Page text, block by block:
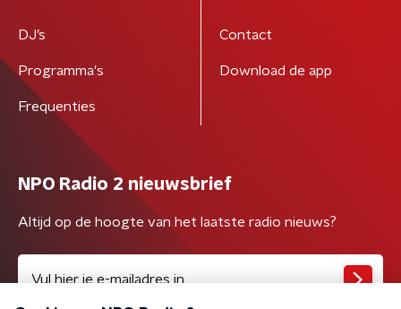
DJ’s
Programma's
Frequenties
Contact
Download de app
NPO Radio 2 nieuwsbrief
Altijd op de hoogte van het laatste radio nieuws?